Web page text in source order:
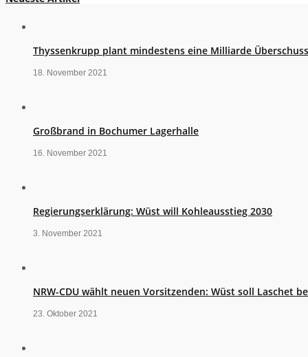
Thyssenkrupp plant mindestens eine Milliarde Überschuss
18. November 2021
Großbrand in Bochumer Lagerhalle
16. November 2021
Regierungserklärung: Wüst will Kohleausstieg 2030
3. November 2021
NRW-CDU wählt neuen Vorsitzenden: Wüst soll Laschet
23. Oktober 2021